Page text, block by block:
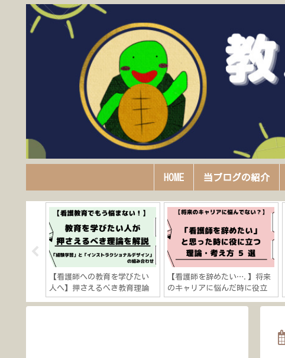
HOME 当ブログの紹介
【看護師への教育を学びたい
人へ】押さえるべき教育理論
を解説「看護教育は“経験学
【看護師を辞めたい….】将来
のキャリアに悩んだ時に役立
つ５つの考え方「キャリアに